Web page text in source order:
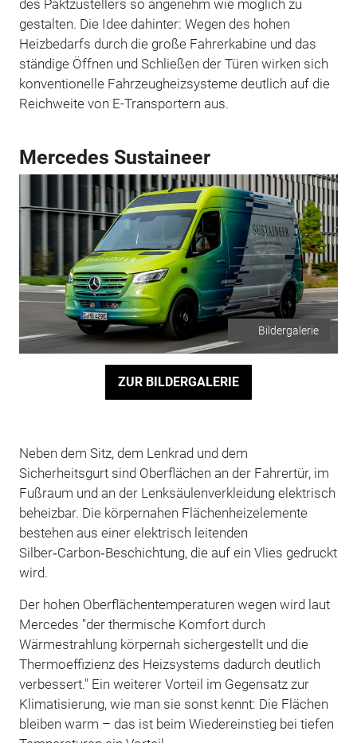
des Paktzustellers so angenehm wie möglich zu
gestalten. Die Idee dahinter: Wegen des hohen
Heizbedarfs durch die große Fahrerkabine und das
ständige Öffnen und Schließen der Türen wirken sich
konventionelle Fahrzeugheizsysteme deutlich auf die
Reichweite von E-Transportern aus.
Mercedes Sustaineer
Bildergalerie
ZUR BILDERGALERIE
Neben dem Sitz, dem Lenkrad und dem
Sicherheitsgurt sind Oberflächen an der Fahrertür, im
Fußraum und an der Lenksäulenverkleidung elektrisch
beheizbar. Die körpernahen Flächenheizelemente
bestehen aus einer elektrisch leitenden
Silber‑Carbon‑Beschichtung, die auf ein Vlies gedruckt
wird.
Der hohen Oberflächentemperaturen wegen wird laut
Mercedes "der thermische Komfort durch
Wärmestrahlung körpernah sichergestellt und die
Thermoeffizienz des Heizsystems dadurch deutlich
verbessert." Ein weiterer Vorteil im Gegensatz zur
Klimatisierung, wie man sie sonst kennt: Die Flächen
bleiben warm – das ist beim Wiedereinstieg bei tiefen